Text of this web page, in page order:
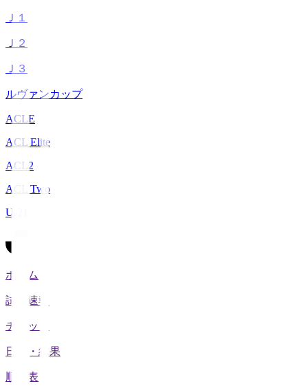
Ｊ１
Ｊ２
Ｊ３
ルヴァンカップ
ACLE
ACL Elite
ACL2
ACL Two
U-21
ホーム
試合速報
チケット
日程・結果
順位表